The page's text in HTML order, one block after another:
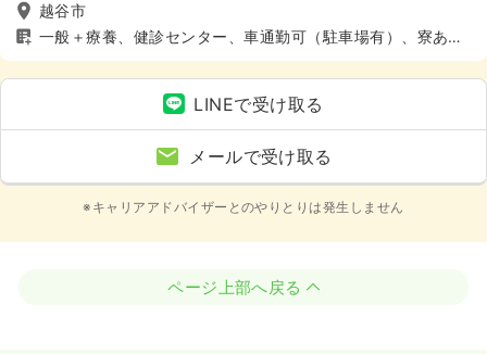
越谷市
一般＋療養、健診センター、車通勤可（駐車場有）、寮あ
り、託児所あり
LINEで受け取る
メールで受け取る
※キャリアアドバイザーとのやりとりは発生しません
ページ上部へ戻る